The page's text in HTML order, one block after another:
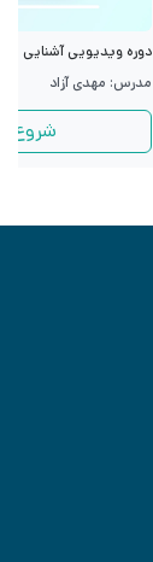
دوره ویدیویی آشنایی با
مدرس: مهدی آزاد
شروع